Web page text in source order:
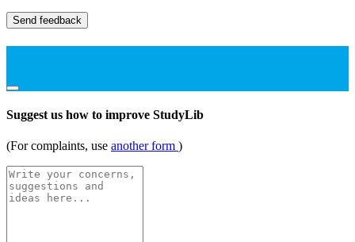
Send feedback
Suggest us how to improve StudyLib
(For complaints, use another form )